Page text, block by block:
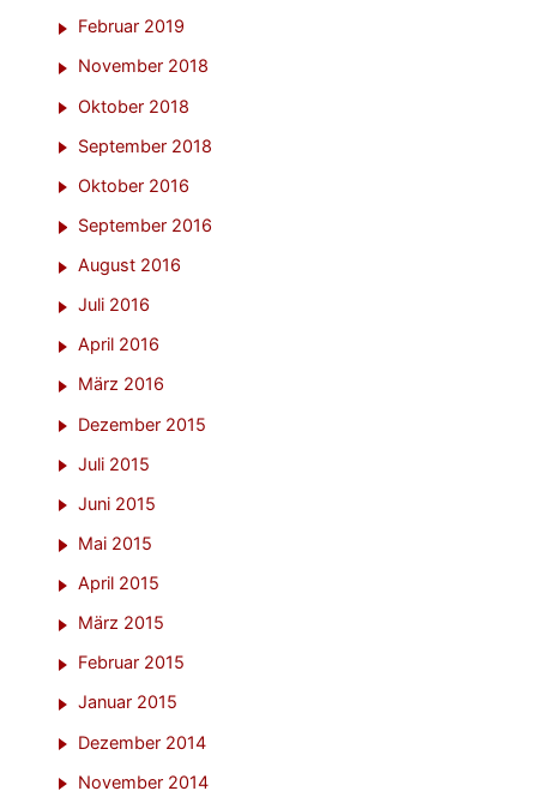
Februar 2019
November 2018
Oktober 2018
September 2018
Oktober 2016
September 2016
August 2016
Juli 2016
April 2016
März 2016
Dezember 2015
Juli 2015
Juni 2015
Mai 2015
April 2015
März 2015
Februar 2015
Januar 2015
Dezember 2014
November 2014